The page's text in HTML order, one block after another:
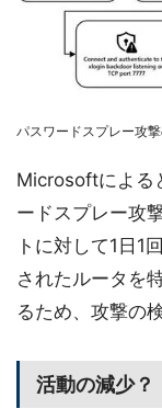
パスワードスプレー攻
Microsoftによる
ードスプレー攻
トに対して1日1
されたルータを
るため、攻撃の
活動の減少？